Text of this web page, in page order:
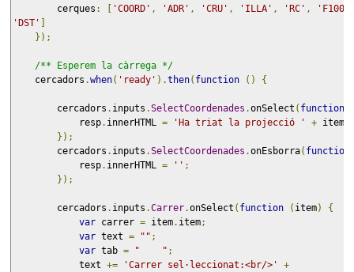
        cerques
: [ 'COORD' , 'ADR' , 'CRU' , 'ILLA' , 'RC' ,
'DST' ]
});
/** Esperem la càrrega */
    cercadors
.when( 'ready' ).then( function () {
        cercadors
. inputs .SelectCoordenades .onSelect ( function
            resp
. innerHTML = 'Ha triat la projecció ' + item
});
        cercadors
. inputs .SelectCoordenades .onEsborra( function
            resp
. innerHTML = '' ;
});
        cercadors
. inputs .Carrer.onSelect ( function ( item)
{
var carrer = item. item;
var text = "" ;
var tab = "    " ;
            text
+= 'Carrer sel·leccionat:<br/>'
+